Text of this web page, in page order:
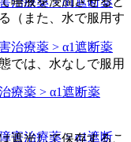
治療薬 > α1遮断薬
療薬 > α1遮断薬
害治療薬 > α1遮断
（また、水で服用す
では、水なしで服用
遮光して保存するこ